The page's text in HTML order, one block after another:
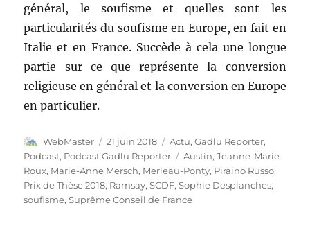
général, le soufisme et quelles sont les
particularités du soufisme en Europe, en fait en
Italie et en France. Succède à cela une longue
partie sur ce que représente la conversion
religieuse en général et la conversion en Europe
en particulier.
Auteur
WebMaster
Publié
le
21 juin 2018 Catégories
Actu,Gadlu Reporter,
Podcast, Podcast Gadlu Reporter Étiquettes
Austin,Jeanne-Marie
Roux, Marie-Anne Mersch, Merleau-Ponty, Piraino Russo,
Prix de Thèse 2018, Ramsay,SCDF,Sophie Desplanches,
soufisme,Suprême Conseil de France